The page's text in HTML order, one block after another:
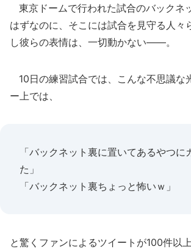
東京ドームで行われた試合のバックネ
はずなのに、そこには試合を見守る人々
し彼らの表情は、一切動かない――。
10日の練習試合では、こんな不思議な
ー上では、
「バックネット裏に置いてあるやつに
た」
「バックネット裏ちょっと怖いｗ」
と驚くファンによるツイートが100件以上